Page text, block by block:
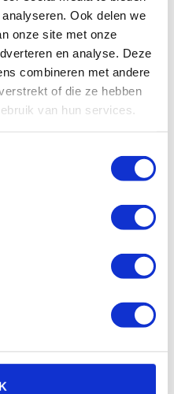
Ook delen we
onze site met onze
en analyse. Deze
combineren met andere
of die ze hebben
van hun services.
HMB
binnen 2
Center in
je in onze winkel van